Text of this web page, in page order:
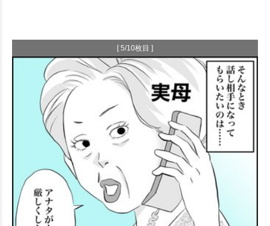
[ 5/10枚目 ]